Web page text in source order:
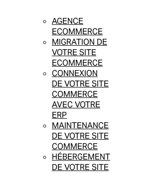
AGENCE
ECOMMERCE
MIGRATION DE
VOTRE SITE
ECOMMERCE
CONNEXION
DE VOTRE SITE
COMMERCE
AVEC VOTRE
ERP
MAINTENANCE
DE VOTRE SITE
COMMERCE
HÉBERGEMENT
DE VOTRE SITE